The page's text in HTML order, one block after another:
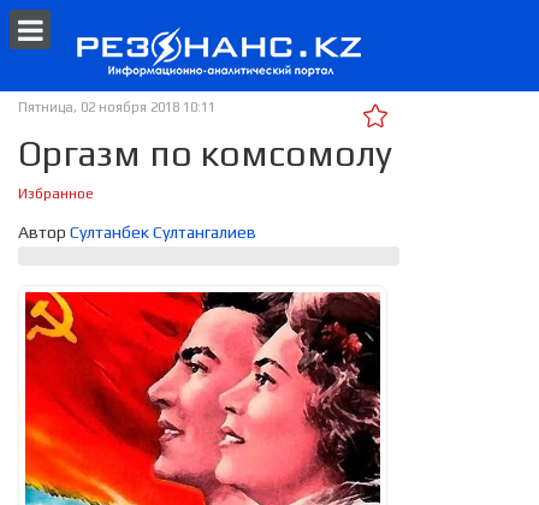
Пятница, 02 ноября 2018 10:11
Оргазм по комсомолу
Избранное
Автор Султанбек Султангалиев